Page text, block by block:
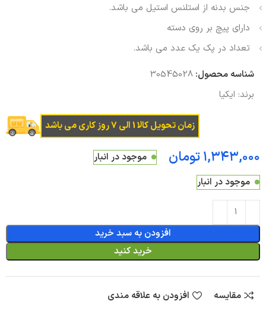
جنس بدنه از استلنس استیل می باشد.
دارای پیچ بر روی دسته
تعداد در پک یک عدد می باشد.
شناسه محصول:30545028
برند: ایکیا
زمان تحویل کالا 1 الی 7 روز کاری می باشد
تومان
موجود در انبار
موجود در انبار
افزودن به سبد خرید
خرید کنید
مقایسه افزودن به علاقه مندی